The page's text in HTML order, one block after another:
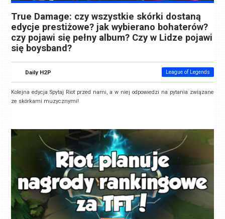
True Damage: czy wszystkie skórki dostaną
edycje prestiżowe? jak wybierano bohaterów?
czy pojawi się pełny album? Czy w Lidze pojawi
się boysband?
Daily H2P League of Legends
Kolejna edycja Spytaj Riot przed nami, a w niej odpowiedzi na pytania związane
ze skórkami muzycznymi!